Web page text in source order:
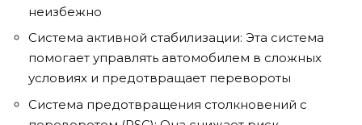
неизбежно
Система активной стабилизации: Эта система
помогает управлять автомобилем в сложных
условиях и предотвращает перевороты
Система предотвращения столкновений с